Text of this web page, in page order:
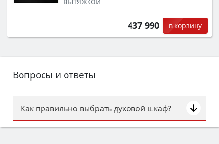
437 990 в корзину
Вопросы и ответы
Как правильно выбрать духовой шкаф?
Сначала определитесь с типом (газовый или